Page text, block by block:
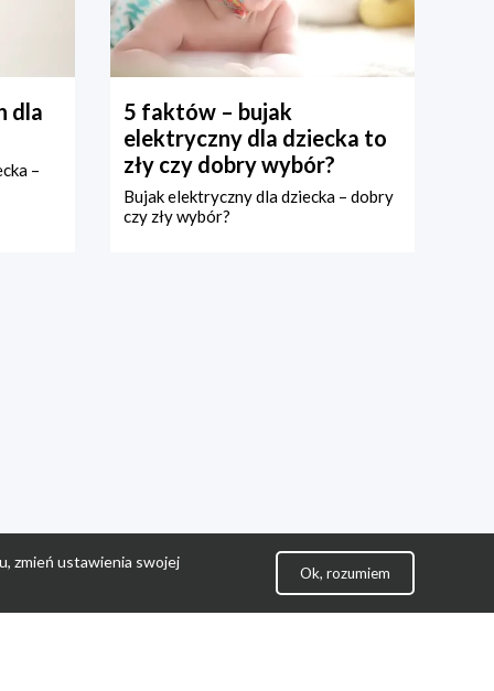
dla
–
5 faktów – bujak
elektryczny dla dziecka to
zły czy dobry wybór?
Bujak elektryczny dla dziecka – dobry
czy zły wybór?
zmień ustawienia swojej
Ok, rozumiem